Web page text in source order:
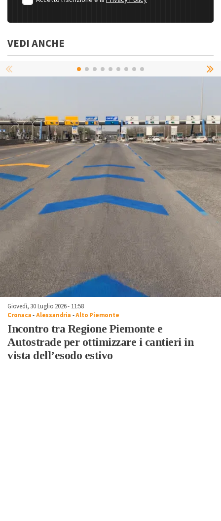
VEDI ANCHE
Giovedì, 30 Luglio 2026 - 11:58
Cronaca-Alessandria -Alto Piemonte
Incontro tra Regione Piemonte e
Autostrade per ottimizzare i cantieri in
vista dell’esodo estivo